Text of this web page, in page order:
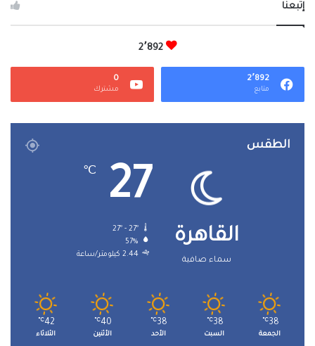
إتبعنا
2٬892
2٬892
متابع
0
مشترك
الطقس
القاهرة
سماء صافية
27
℃
27º - 27º
57%
2.44 كيلومتر/ساعة
38
℃
الجمعة
38
℃
السبت
38
℃
الأحد
40
℃
الأثنين
42
℃
الثلاثاء